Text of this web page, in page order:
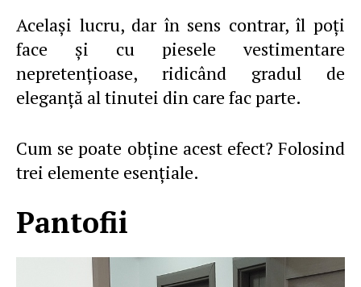
Acelaşi lucru, dar în sens contrar, îl poţi
face şi cu piesele vestimentare
nepretenţioase, ridicând gradul de
eleganţă al tinutei din care fac parte.
Cum se poate obţine acest efect? Folosind
trei elemente esenţiale.
Pantofii